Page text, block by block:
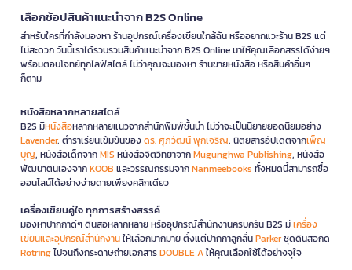
เลือกช้อปสินค้าแนะนำจาก B2S Online
สำหรับใครที่กำลังมองหา ร้านอุปกรณ์เครื่องเขียนใกล้ฉัน หรืออยากแวะร้าน B2S แต่
ไม่สะดวก วันนี้เราได้รวบรวมสินค้าแนะนำจาก B2S Online มาให้คุณเลือกสรรได้ง่ายๆ
พร้อมตอบโจทย์ทุกไลฟ์สไตล์ ไม่ว่าคุณจะมองหา ร้านขายหนังสือ หรือสินค้าอื่นๆ
ก็ตาม
หนังสือหลากหลายสไตล์
B2S มีหนังสือหลากหลายแนวจากสำนักพิมพ์ชั้นนำ ไม่ว่าจะเป็นนิยายยอดนิยมอย่าง
Lavender, ตำราเรียนเข้มข้นของดร. ศุภวัฒน์ พุกเจริญ, นิตยสารอัปเดตจากเพ็ญ
บุญ, หนังสือเด็กจากMIS หนังสือจิตวิทยาจากMugunghwa Publishing, หนังสือ
พัฒนาตนเองจากKOOB และวรรณกรรมจากNanmeebooks ทั้งหมดนี้สามารถซื้อ
ออนไลน์ได้อย่างง่ายดายเพียงคลิกเดียว
เครื่องเขียนคู่ใจ ทุกการสร้างสรรค์
มองหาปากกาดีๆ ดินสอหลากหลาย หรืออุปกรณ์สำนักงานครบครัน B2S มีเครื่อง
เขียนและอุปกรณ์สำนักงานให้เลือกมากมาย ตั้งแต่ปากกาลูกลื่นParkerชุดดินสอกด
Rotringไปจนถึงกระดาษถ่ายเอกสารDOUBLE Aให้คุณเลือกใช้ได้อย่างจุใจ